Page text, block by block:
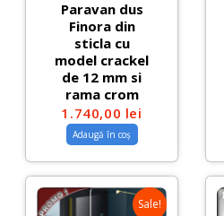
Paravan dus
Finora din
sticla cu
model crackel
de 12 mm si
rama crom
1.740,00 lei
Adaugă în coș
Sale!